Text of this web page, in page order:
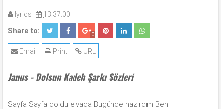
lyrics 13:37:00
Share to: 0
URL
Print
Email
Janus - Dolsun Kadeh Şarkı Sözleri
Sayfa Sayfa doldu elvada Bugünde hazırdım Ben